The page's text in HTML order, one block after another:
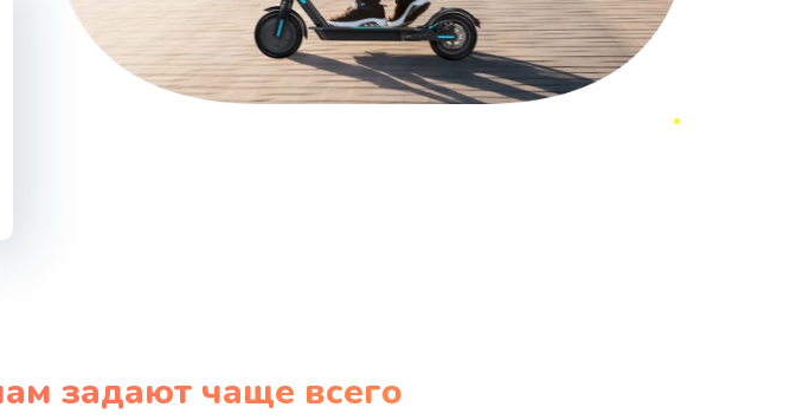
задают чаще всего